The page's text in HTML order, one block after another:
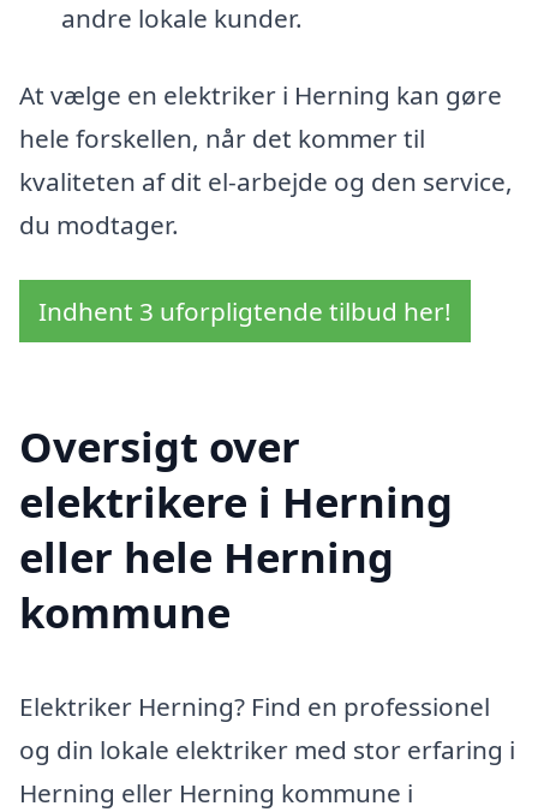
andre lokale kunder.
At vælge en elektriker i Herning kan gøre
hele forskellen, når det kommer til
kvaliteten af dit el-arbejde og den service,
du modtager.
Indhent 3 uforpligtende tilbud her!
Oversigt over
elektrikere i Herning
eller hele Herning
kommune
Elektriker Herning? Find en professionel
og din lokale elektriker med stor erfaring i
Herning eller Herning kommune i